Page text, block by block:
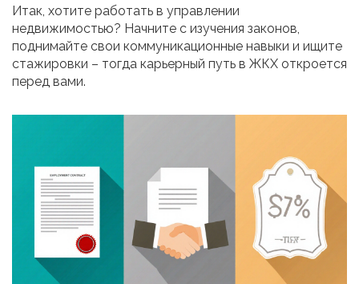
Итак, хотите работать в управлении
недвижимостью? Начните с изучения законов,
поднимайте свои коммуникационные навыки и ищите
стажировки – тогда карьерный путь в ЖКХ откроется
перед вами.